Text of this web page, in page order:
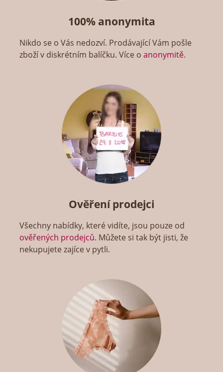
100% anonymita
Nikdo se o Vás nedozví. Prodávající Vám pošle
zboží v diskrétním balíčku. Více oanonymitě.
Ověření prodejci
Všechny nabídky, které vidíte, jsou pouze od
ověřených prodejců. Můžete si tak být jisti, že
nekupujete zajíce v pytli.